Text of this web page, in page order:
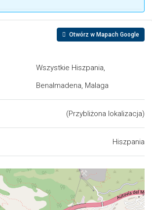
Otwórz w Mapach Google
Wszystkie Hiszpania,
Benalmadena, Malaga
(Przybliżona lokalizacja)
Hiszpania